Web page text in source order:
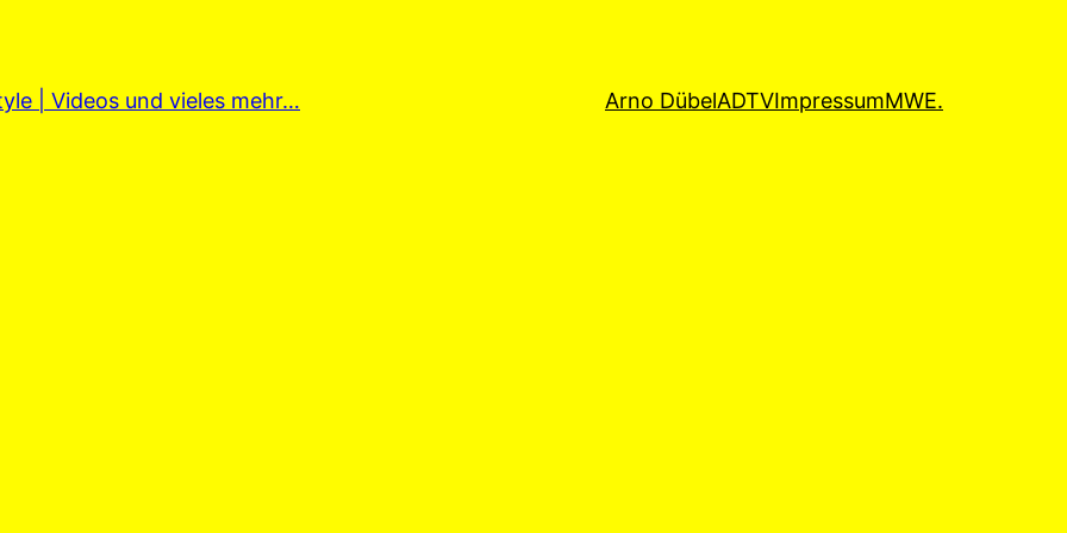
| Videos und vieles mehr… Arno DübelADTVImpressumMWE.